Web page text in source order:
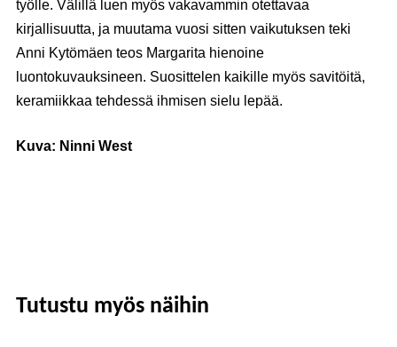
työlle. Välillä luen myös vakavammin otettavaa
kirjallisuutta, ja muutama vuosi sitten vaikutuksen teki
Anni Kytömäen teos Margarita hienoine
luontokuvauksineen. Suosittelen kaikille myös savitöitä,
keramiikkaa tehdessä ihmisen sielu lepää.
Kuva: Ninni West
Tutustu myös näihin